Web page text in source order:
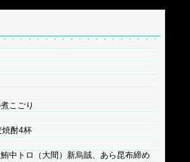
こごり
酎4杯
中トロ（大間）新烏賊、あら昆布締め